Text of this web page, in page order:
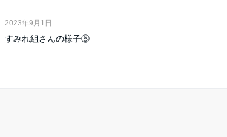
2023年9月1日
すみれ組さんの様子⑤